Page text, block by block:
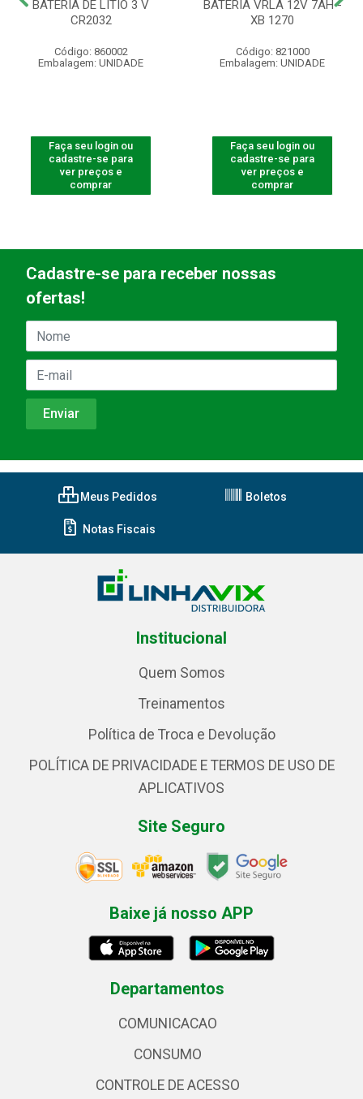
BATERIA DE LÍTIO 3 V
CR2032
Código: 860002
Embalagem: UNIDADE
Faça seu login ou
cadastre-se para
ver preços e
comprar
BATERIA VRLA 12V 7AH -
XB 1270
Código: 821000
Embalagem: UNIDADE
Faça seu login ou
cadastre-se para
ver preços e
comprar
Cadastre-se para receber nossas
ofertas!
Meus Pedidos Boletos
Notas Fiscais
Institucional
Quem Somos
Treinamentos
Política de Troca e Devolução
POLÍTICA DE PRIVACIDADE E TERMOS DE USO DE
APLICATIVOS
Site Seguro
Baixe já nosso APP
Departamentos
COMUNICACAO
CONSUMO
CONTROLE DE ACESSO